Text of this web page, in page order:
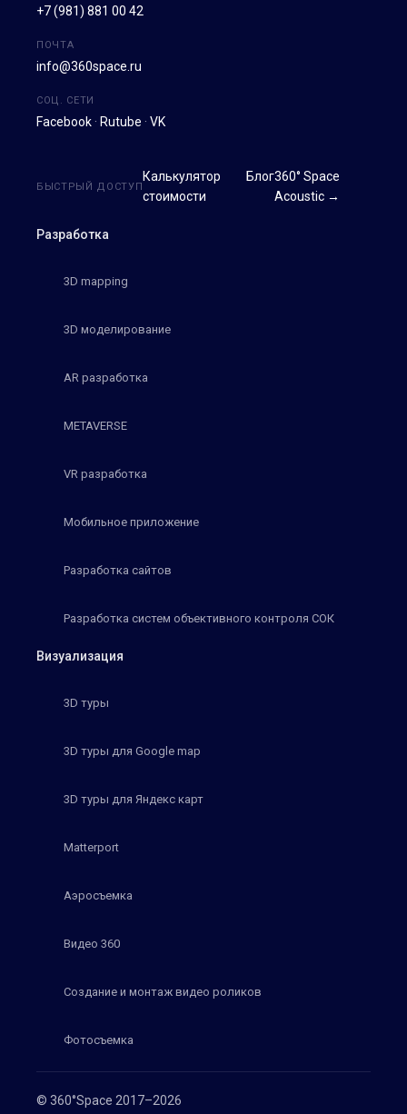
© 360°Space 2017–2026
+7 (981) 881 00 42
ПОЧТА
info@360space.ru
СОЦ. СЕТИ
Facebook · Rutube · VK
Разработка
3D mapping
3D моделирование
AR разработка
METAVERSE
VR разработка
Мобильное приложение
Разработка сайтов
Разработка систем объективного контроля СОК
Визуализация
3D туры
3D туры для Google map
3D туры для Яндекс карт
Matterport
Аэросъемка
Видео 360
Создание и монтаж видео роликов
Фотосъемка
БЫСТРЫЙ ДОСТУП
Калькулятор
стоимости
Блог360° Space
Acoustic →